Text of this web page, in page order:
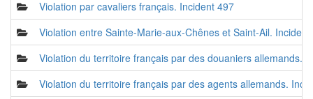
Violation par cavaliers français. Incident 497
Violation entre Sainte-Marie-aux-Chênes et Saint-Ail. Incident
Violation du territoire français par des douaniers allemands.
Violation du territoire français par des agents allemands.